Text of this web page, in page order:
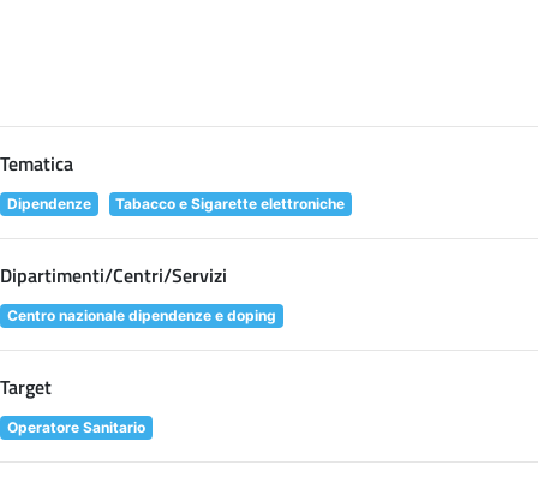
Tematica
Dipendenze Tabacco e Sigarette elettroniche
Dipartimenti/Centri/Servizi
Centro nazionale dipendenze e doping
Target
Operatore Sanitario